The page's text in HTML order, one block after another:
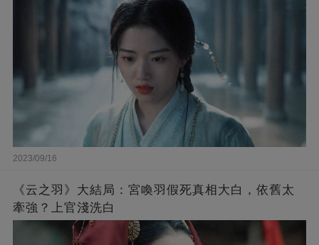
2023/09/16
《云之羽》大結局：宮喚羽假死真相大白，依舊太
牽強？上官淺洗白